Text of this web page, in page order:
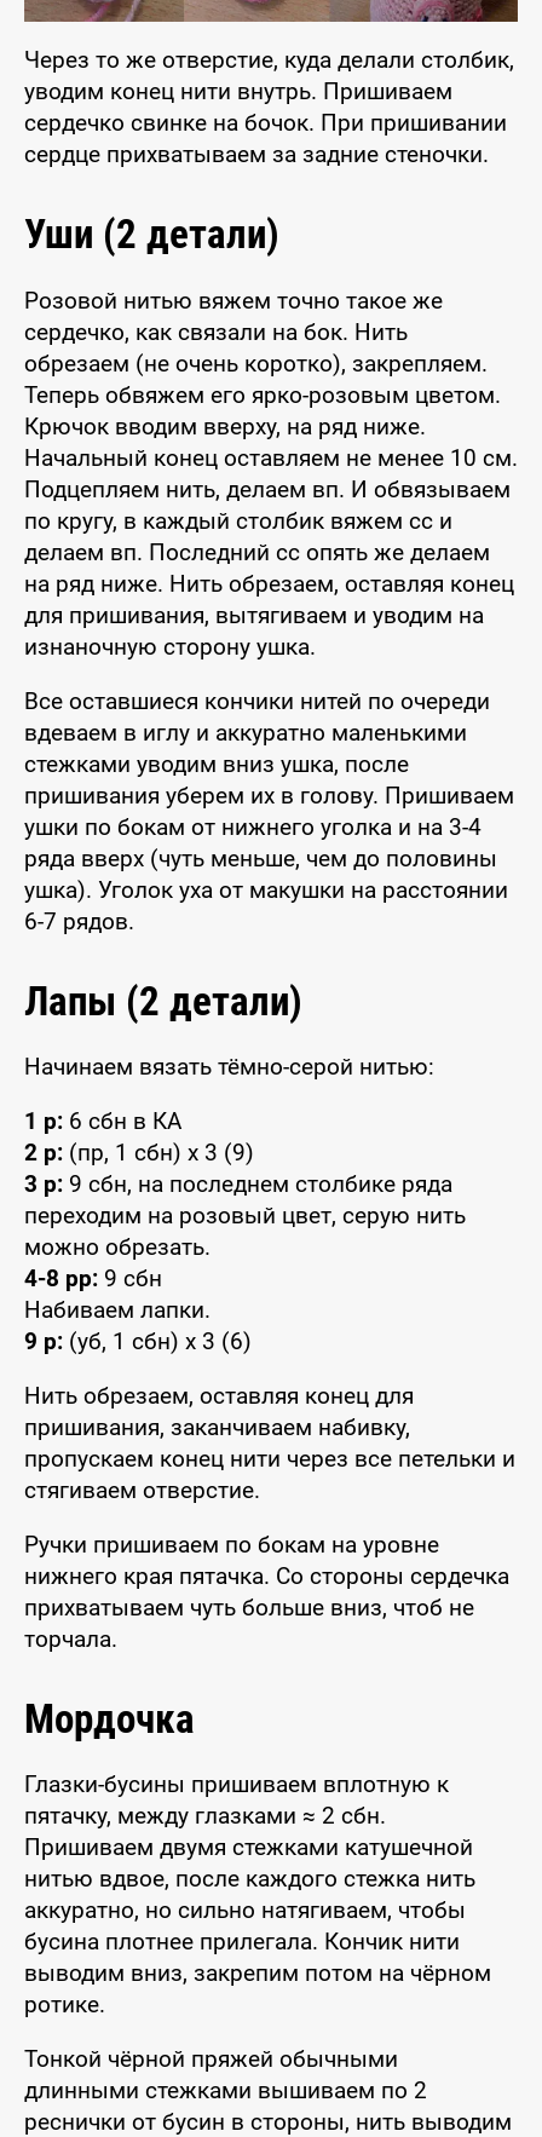
Через то же отверстие, куда делали столбик,
уводим конец нити внутрь. Пришиваем
сердечко свинке на бочок. При пришивании
сердце прихватываем за задние стеночки.
Уши (2 детали)
Розовой нитью вяжем точно такое же
сердечко, как связали на бок. Нить
обрезаем (не очень коротко), закрепляем.
Теперь обвяжем его ярко-розовым цветом.
Крючок вводим вверху, на ряд ниже.
Начальный конец оставляем не менее 10 см.
Подцепляем нить, делаем вп. И обвязываем
по кругу, в каждый столбик вяжем сс и
делаем вп. Последний сс опять же делаем
на ряд ниже. Нить обрезаем, оставляя конец
для пришивания, вытягиваем и уводим на
изнаночную сторону ушка.
Все оставшиеся кончики нитей по очереди
вдеваем в иглу и аккуратно маленькими
стежками уводим вниз ушка, после
пришивания уберем их в голову. Пришиваем
ушки по бокам от нижнего уголка и на 3-4
ряда вверх (чуть меньше, чем до половины
ушка). Уголок уха от макушки на расстоянии
6-7 рядов.
Лапы (2 детали)
Начинаем вязать тёмно-серой нитью:
1 р: 6 сбн в КА
2 р: (пр, 1 сбн) x 3 (9)
3 р: 9 сбн, на последнем столбике ряда
переходим на розовый цвет, серую нить
можно обрезать.
4-8 рр: 9 сбн
Набиваем лапки.
9 р: (уб, 1 сбн) x 3 (6)
Нить обрезаем, оставляя конец для
пришивания, заканчиваем набивку,
пропускаем конец нити через все петельки и
стягиваем отверстие.
Ручки пришиваем по бокам на уровне
нижнего края пятачка. Со стороны сердечка
прихватываем чуть больше вниз, чтоб не
торчала.
Мордочка
Глазки-бусины пришиваем вплотную к
пятачку, между глазками ≈ 2 сбн.
Пришиваем двумя стежками катушечной
нитью вдвое, после каждого стежка нить
аккуратно, но сильно натягиваем, чтобы
бусина плотнее прилегала. Кончик нити
выводим вниз, закрепим потом на чёрном
ротике.
Тонкой чёрной пряжей обычными
длинными стежками вышиваем по 2
реснички от бусин в стороны, нить выводим